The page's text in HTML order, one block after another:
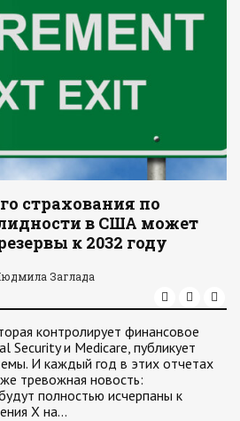
страхования по
в США может
к 2032 году
Заглада
контролирует финансовое
Security и Medicare, публикует
И каждый год в этих отчетах
тревожная новость:
полностью исчерпаны к
X на…